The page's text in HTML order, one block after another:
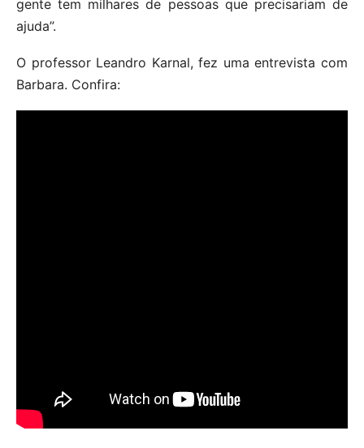
gente tem milhares de pessoas que precisariam de
ajuda”.
O professor Leandro Karnal, fez uma entrevista com
Barbara. Confira: